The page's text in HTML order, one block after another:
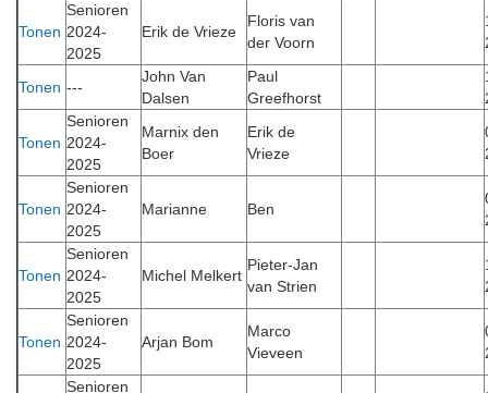
Tonen
Senioren
2024-
2025
Erik de Vrieze
Floris van
der Voorn
Tonen ---
John Van
Dalsen
Paul
Greefhorst
Tonen
Senioren
2024-
2025
Marnix den
Boer
Erik de
Vrieze
Tonen
Senioren
2024-
2025
Marianne Ben
Tonen
Senioren
2024-
2025
Michel Melkert
Pieter-Jan
van Strien
Tonen
Senioren
2024-
2025
Arjan Bom
Marco
Vieveen
Senioren